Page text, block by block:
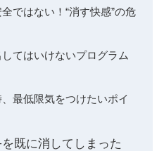
ではない！“消す快感”の危
てはいけないプログラム
最低限気をつけたいポイ
既に消してしまった